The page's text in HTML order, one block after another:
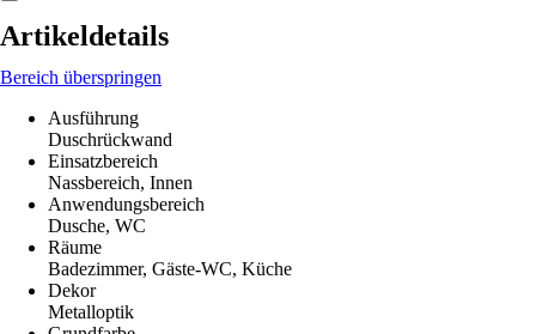
Artikeldetails
Bereich überspringen
Ausführung
Duschrückwand
Einsatzbereich
Nassbereich, Innen
Anwendungsbereich
Dusche, WC
Räume
Badezimmer, Gäste-WC, Küche
Dekor
Metalloptik